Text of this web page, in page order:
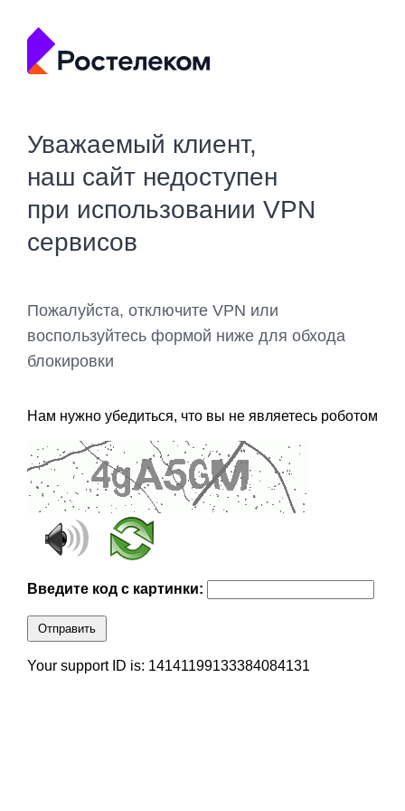
Уважаемый клиент,
наш сайт недоступен
при использовании VPN
сервисов
Пожалуйста, отключите VPN или
воспользуйтесь формой ниже для обхода
блокировки
Нам нужно убедиться, что вы не являетесь роботом
Введите код с картинки:
Отправить
Your support ID is: 14141199133384084131